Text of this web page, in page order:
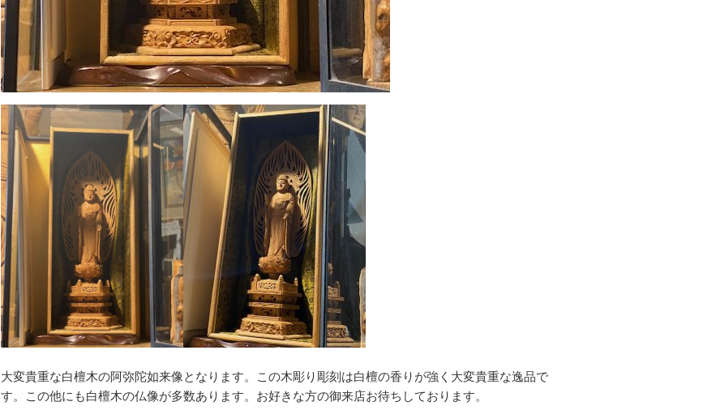
大変貴重な白檀木の阿弥陀如来像となります。この木彫り彫刻は白檀の香りが強く大変貴重な逸品で
す。この他にも白檀木の仏像が多数あります。お好きな方の御来店お待ちしております。